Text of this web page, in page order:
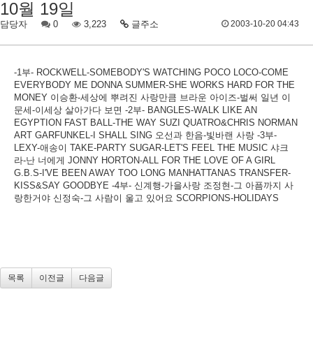
10월 19일
담당자 0 3,223 글주소 2003-10-20 04:43
-1부- ROCKWELL-SOMEBODY'S WATCHING POCO LOCO-COME
EVERYBODY ME DONNA SUMMER-SHE WORKS HARD FOR THE
MONEY 이승환-세상에 뿌려진 사랑만큼 브라운 아이즈-벌써 일년 이
문세-이세상 살아가다 보면 -2부- BANGLES-WALK LIKE AN
EGYPTION FAST BALL-THE WAY SUZI QUATRO&CHRIS NORMAN
ART GARFUNKEL-I SHALL SING 오선과 한음-빛바랜 사랑 -3부-
LEXY-애송이 TAKE-PARTY SUGAR-LET'S FEEL THE MUSIC 샤크
라-난 너에게 JONNY HORTON-ALL FOR THE LOVE OF A GIRL
G.B.S-I'VE BEEN AWAY TOO LONG MANHATTANAS TRANSFER-
KISS&SAY GOODBYE -4부- 신계행-가을사랑 조정현-그 아픔까지 사
랑한거야 신정숙-그 사람이 울고 있어요 SCORPIONS-HOLIDAYS
목록 이전글 다음글